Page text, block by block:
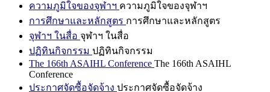
ความภูมิใจของจุฬาฯ ความภูมิใจของจุฬาฯ
การศึกษาและหลักสูตร การศึกษาและหลักสูตร
จุฬาฯ ในสื่อ จุฬาฯ ในสื่อ
ปฏิทินกิจกรรม ปฏิทินกิจกรรม
The 166th ASAIHL Conference The 166th ASAIHL
Conference
ประกาศจัดซื้อจัดจ้าง ประกาศจัดซื้อจัดจ้าง